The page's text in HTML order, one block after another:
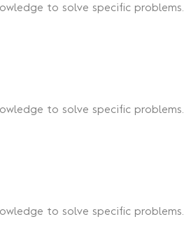
to solve specific problems.
to solve specific problems.
to solve specific problems.